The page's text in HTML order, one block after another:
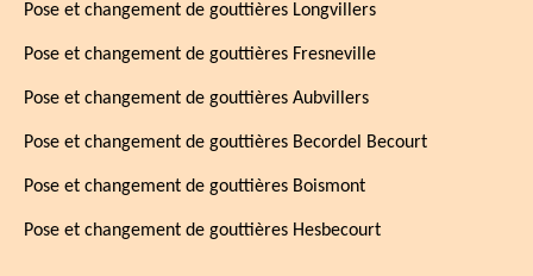
Pose et changement de gouttières Longvillers
Pose et changement de gouttières Fresneville
Pose et changement de gouttières Aubvillers
Pose et changement de gouttières Becordel Becourt
Pose et changement de gouttières Boismont
Pose et changement de gouttières Hesbecourt